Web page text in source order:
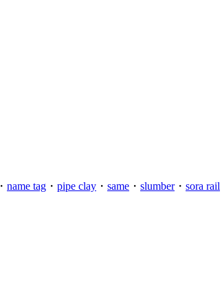
・ name tag ・ pipe clay ・ same ・ slumber・ sora rail